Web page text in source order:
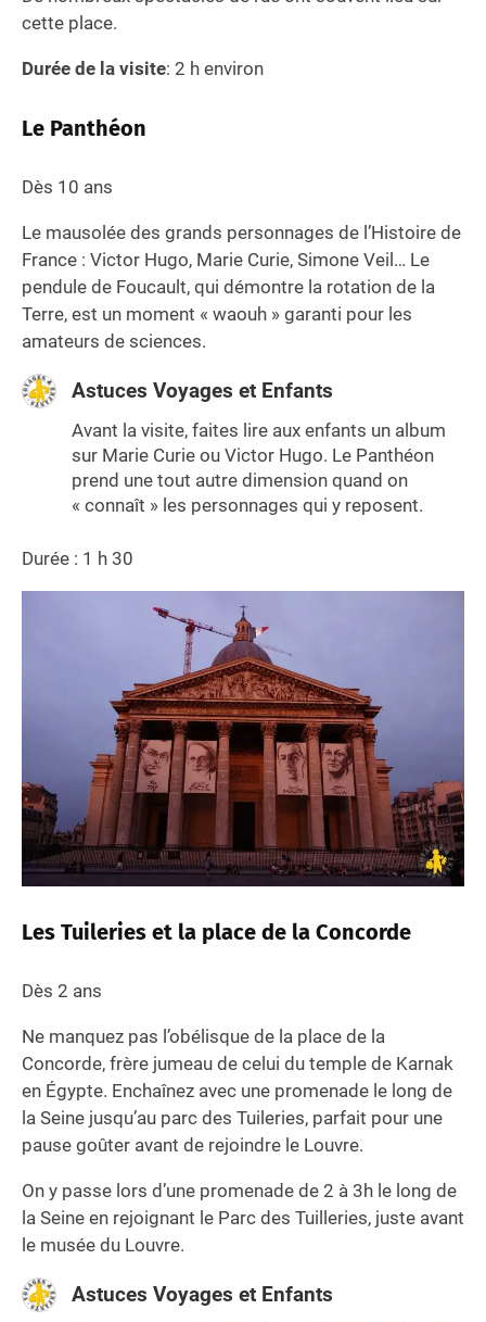
cette place.
Durée de la visite: 2 h environ
Le Panthéon
Dès 10 ans
Le mausolée des grands personnages de l’Histoire de
France : Victor Hugo, Marie Curie, Simone Veil… Le
pendule de Foucault, qui démontre la rotation de la
Terre, est un moment « waouh » garanti pour les
amateurs de sciences.
Astuces Voyages et Enfants
Avant la visite, faites lire aux enfants un album
sur Marie Curie ou Victor Hugo. Le Panthéon
prend une tout autre dimension quand on
« connaît » les personnages qui y reposent.
Durée : 1 h 30
Les Tuileries et la place de la Concorde
Dès 2 ans
Ne manquez pas l’obélisque de la place de la
Concorde, frère jumeau de celui du temple de Karnak
en Égypte. Enchaînez avec une promenade le long de
la Seine jusqu’au parc des Tuileries, parfait pour une
pause goûter avant de rejoindre le Louvre.
On y passe lors d’une promenade de 2 à 3h le long de
la Seine en rejoignant le Parc des Tuilleries, juste avant
le musée du Louvre.
Astuces Voyages et Enfants